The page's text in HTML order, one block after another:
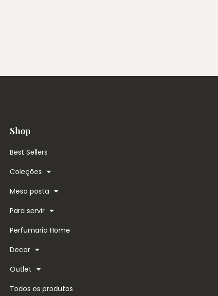
Shop
Best Sellers
Coleções
Mesa posta
Para servir
Perfumaria Home
Decor
Outlet
Todos os produtos